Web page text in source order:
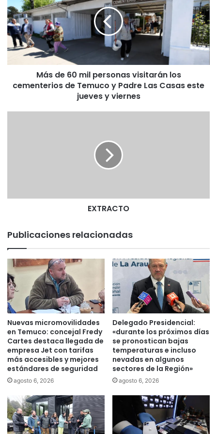
d
e
6
i
á
n
l
s
c
e
m
t
e
r
i
o
d
e
T
e
Más de 60 mil personas visitarán los
cementerios de Temuco y Padre Las Casas este
jueves y viernes
EXTRACTO
Publicaciones relacionadas
Nuevas micromovilidades
en Temuco: concejal Fredy
Cartes destaca llegada de
empresa Jet con tarifas
más accesibles y mejores
estándares de seguridad
agosto 6, 2026
Delegado Presidencial:
«durante los próximos días
se pronostican bajas
temperaturas e incluso
nevadas en algunos
sectores de la Región»
agosto 6, 2026